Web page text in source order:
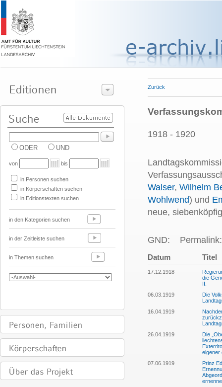
ODER UND
von bis
in Personen suchen
in Körperschaften suchen
in Editionstexten suchen
in den Kategorien suchen
in der Zeitleiste suchen
in Themen suchen
Zurück
1918 - 1920
Walser, Wilhelm
Wohlwend) und
neue,
GND:
Datum Titel
17.12.1918
die
II.
06.03.1919
Die
16.04.1919
26.04.1919
Die
eigener
07.06.1919
Prinz